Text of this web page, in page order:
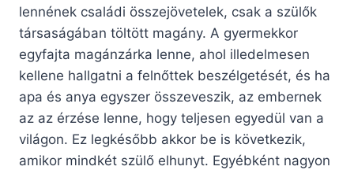
lennének családi összejövetelek, csak a szülők
társaságában töltött magány. A gyermekkor
egyfajta magánzárka lenne, ahol illedelmesen
kellene hallgatni a felnőttek beszélgetését, és ha
apa és anya egyszer összeveszik, az embernek
az az érzése lenne, hogy teljesen egyedül van a
világon. Ez legkésőbb akkor be is következik,
amikor mindkét szülő elhunyt. Egyébként nagyon